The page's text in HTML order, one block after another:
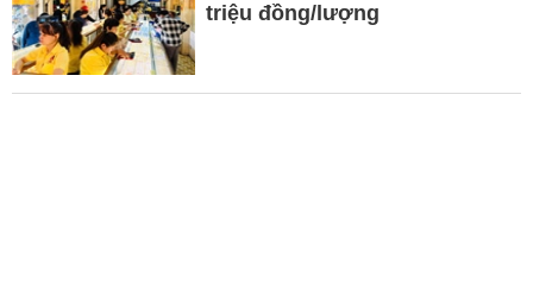
triệu đồng/lượng